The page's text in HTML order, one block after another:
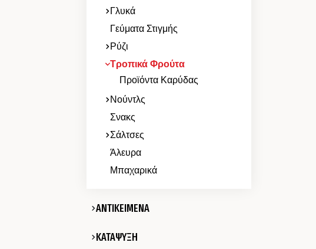
Γλυκά
Γεύματα Στιγμής
Ρύζι
Τροπικά Φρούτα
Προϊόντα Καρύδας
Νούντλς
Σνακς
Σάλτσες
Άλευρα
Μπαχαρικά
ΑΝΤΙΚΕΙΜΕΝΑ
ΚΑΤΑΨΥΞΗ